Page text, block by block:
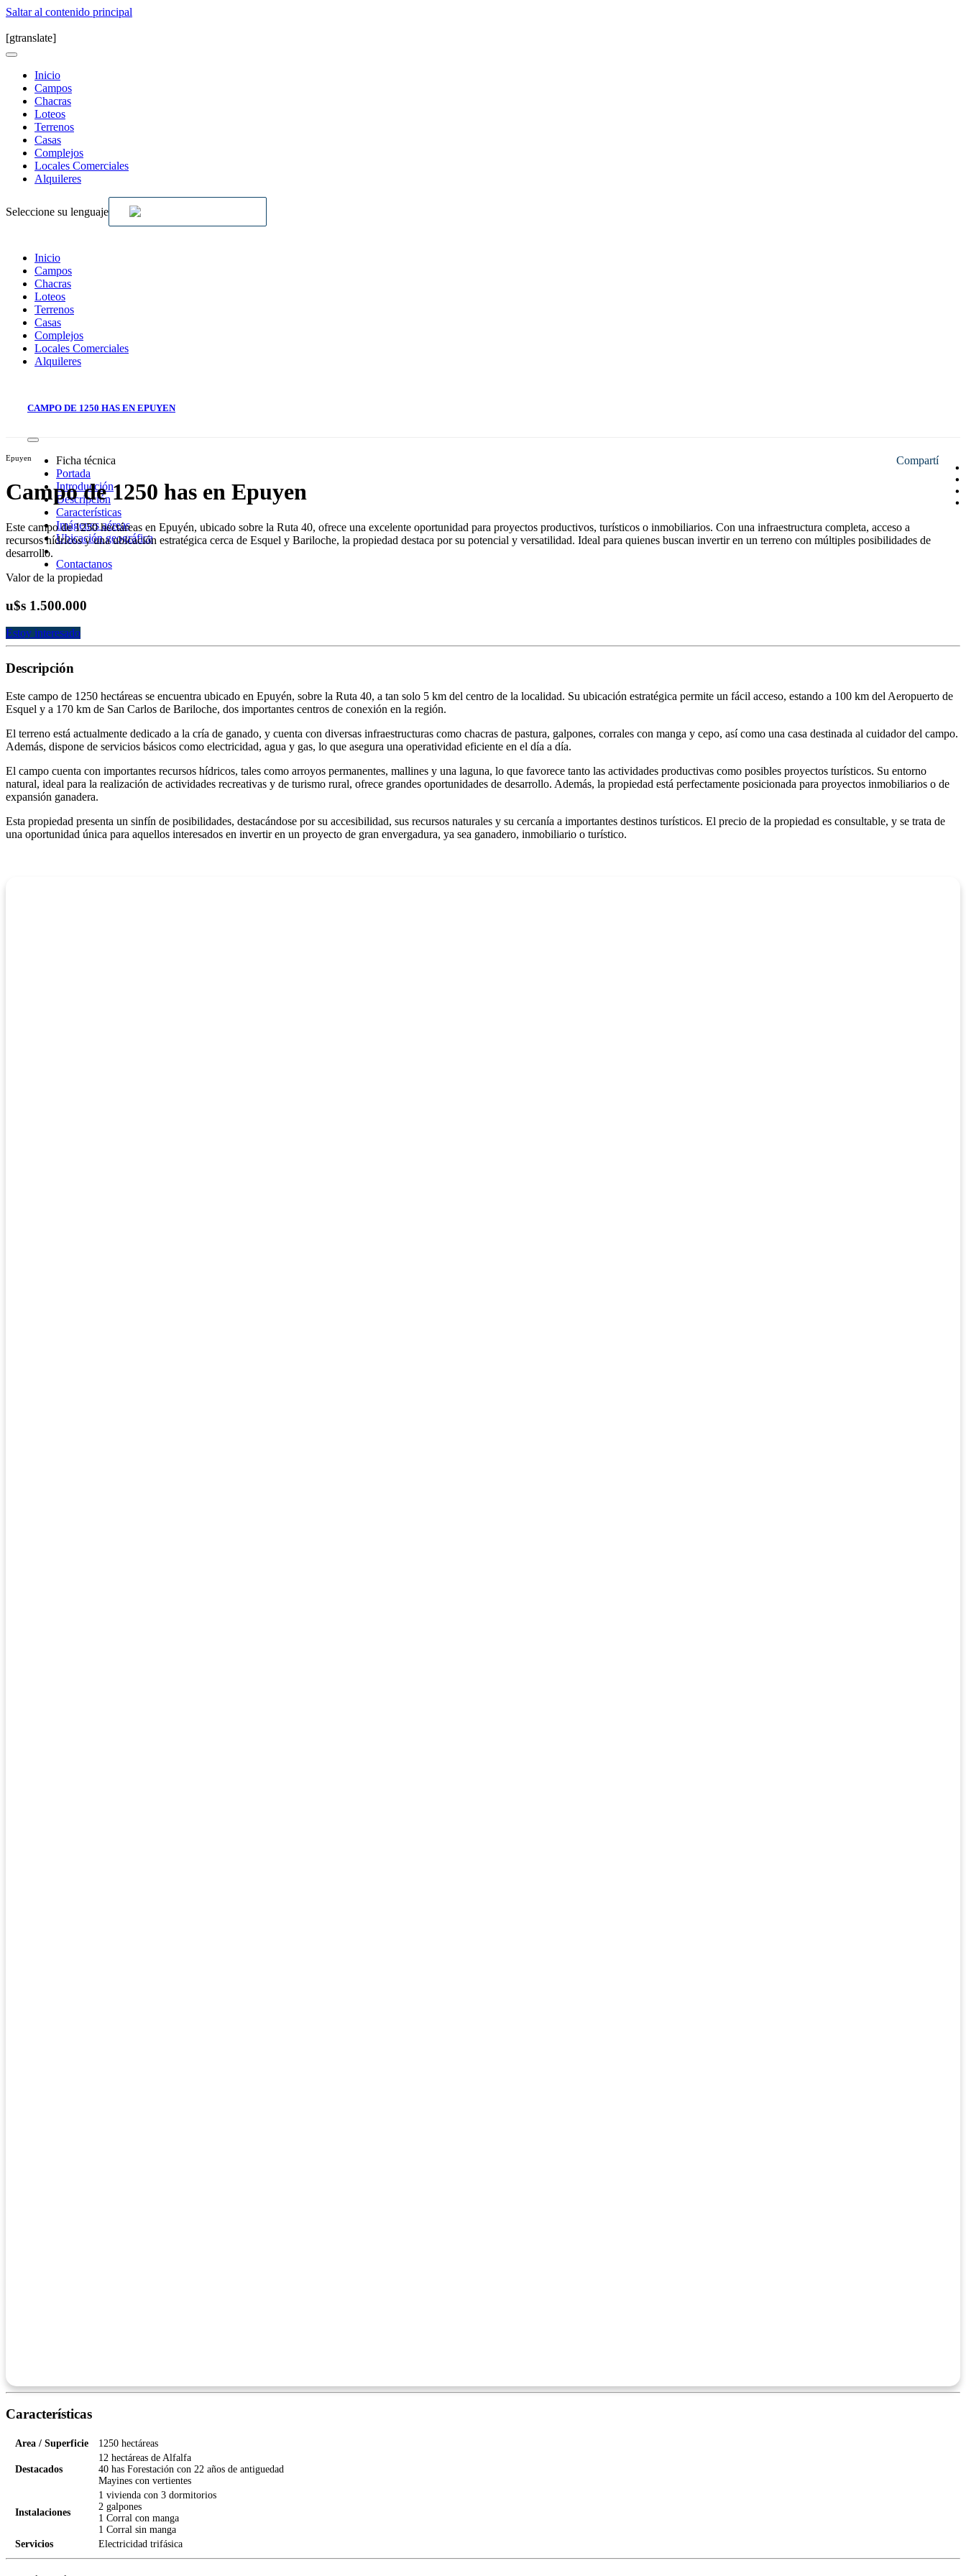
Saltar al contenido principal
[gtranslate]
Inicio
Campos
Chacras
Loteos
Terrenos
Casas
Complejos
Locales Comerciales
Alquileres
Seleccione su lenguaje
Inicio
Campos
Chacras
Loteos
Terrenos
Casas
Complejos
Locales Comerciales
Alquileres
CAMPO DE 1250 HAS EN EPUYEN
Ficha técnica
Portada
Introducción
Descripción
Características
Imágenes aéreas
Ubicación geográfica
Contactanos
Epuyen Compartí
Campo de 1250 has en Epuyen
Este campo de 1250 hectáreas en Epuyén, ubicado sobre la Ruta 40, ofrece una excelente oportunidad para proyectos productivos, turísticos o inmobiliarios. Con una infraestructura completa, acceso a
recursos hídricos y una ubicación estratégica cerca de Esquel y Bariloche, la propiedad destaca por su potencial y versatilidad. Ideal para quienes buscan invertir en un terreno con múltiples posibilidades de
desarrollo.
Valor de la propiedad
u$s 1.500.000
Estoy interesado
Descripción
Este campo de 1250 hectáreas se encuentra ubicado en Epuyén, sobre la Ruta 40, a tan solo 5 km del centro de la localidad. Su ubicación estratégica permite un fácil acceso, estando a 100 km del Aeropuerto de
Esquel y a 170 km de San Carlos de Bariloche, dos importantes centros de conexión en la región.
El terreno está actualmente dedicado a la cría de ganado, y cuenta con diversas infraestructuras como chacras de pastura, galpones, corrales con manga y cepo, así como una casa destinada al cuidador del campo.
Además, dispone de servicios básicos como electricidad, agua y gas, lo que asegura una operatividad eficiente en el día a día.
El campo cuenta con importantes recursos hídricos, tales como arroyos permanentes, mallines y una laguna, lo que favorece tanto las actividades productivas como posibles proyectos turísticos. Su entorno
natural, ideal para la realización de actividades recreativas y de turismo rural, ofrece grandes oportunidades de desarrollo. Además, la propiedad está perfectamente posicionada para proyectos inmobiliarios o de
expansión ganadera.
Esta propiedad presenta un sinfín de posibilidades, destacándose por su accesibilidad, sus recursos naturales y su cercanía a importantes destinos turísticos. El precio de la propiedad es consultable, y se trata de
una oportunidad única para aquellos interesados en invertir en un proyecto de gran envergadura, ya sea ganadero, inmobiliario o turístico.
Características
Area / Superficie 1250 hectáreas
Destacados
12 hectáreas de Alfalfa
40 has Forestación con 22 años de antiguedad
Mayines con vertientes
Instalaciones
1 vivienda con 3 dormitorios
2 galpones
1 Corral con manga
1 Corral sin manga
Servicios
Electricidad trifásica